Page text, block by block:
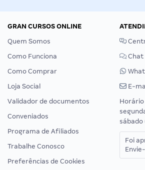
GRAN CURSOS ONLINE
Quem Somos
Como Funciona
Como Comprar
Loja Social
Validador de documentos
Conveniados
Programa de Afiliados
Trabalhe Conosco
Preferências de Cookies
Chat
E-
sábado
Foi